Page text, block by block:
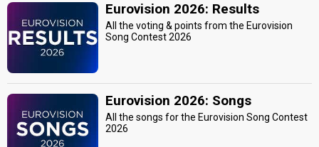
Eurovision 2026: Results
All the voting & points from the Eurovision
Song Contest 2026
Eurovision 2026: Songs
All the songs for the Eurovision Song Contest
2026